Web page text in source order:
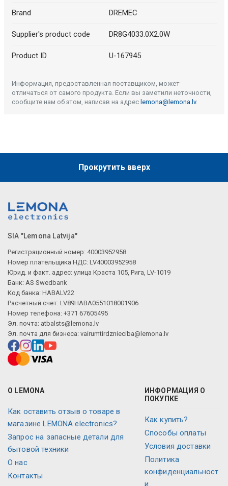
Brand DREMEC
Supplier's product code DR8G4033.0X2.0W
Product ID U-167945
Информация, предоставленная поставщиком, может
отличаться от самого продукта. Если вы заметили неточности,
сообщите нам об этом, написав на адрес lemona@lemona.lv.
Прокрутить вверх
SIA "Lemona Latvija"
Регистрационный номер: 40003952958
Номер плательщика НДС: LV40003952958
Юрид. и факт. адрес: улица Краста 105, Рига, LV-1019
Банк: AS Swedbank
Код банка: HABALV22
Расчетный счет: LV89HABA0551018001906
Номер телефона: +371 67605495
Эл. почта: atbalsts@lemona.lv
Эл. почта для бизнеса: vairumtirdznieciba@lemona.lv
О LEMONA
Как оставить отзыв о товаре в
магазине LEMONA electronics?
Запрос на запасные детали для
бытовой техники
О нас
Контакты
ИНФОРМАЦИЯ О
ПОКУПКЕ
Как купить?
Способы оплаты
Условия доставки
Политика
конфиденциальност